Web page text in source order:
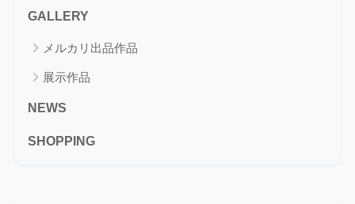
GALLERY
メルカリ出品作品
展示作品
NEWS
SHOPPING